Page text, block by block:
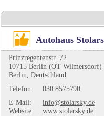
Autohaus
Prinzregentenstr. 72
10715 Berlin (OT Wilmersdorf)
Berlin, Deutschland
Telefon:
030 8575790
E-Mail:
info@stolarsky.de
Website:
www.stolarsky.de